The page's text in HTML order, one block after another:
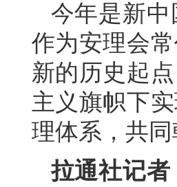
今年是新
作为安理会
新的历史起
主义旗帜下
理体系，共
拉通社记